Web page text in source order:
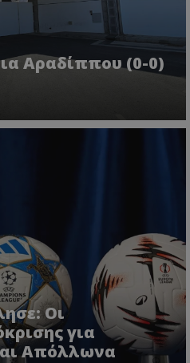
Αραδίππου (0-0)
Οι
για
Απόλλωνα